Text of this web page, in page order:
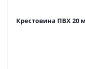
Крестовина ПВХ 20